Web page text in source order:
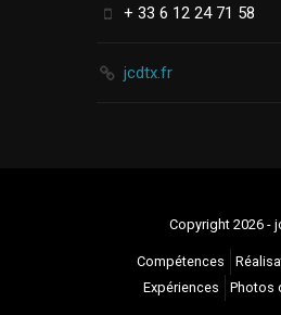
+ 33 6 12 24 71 58
jcdtx.fr
Copyright 2026 -
Compétences
Expériences
Photos